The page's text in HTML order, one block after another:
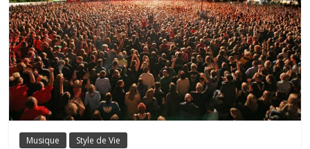
Musique Style de Vie